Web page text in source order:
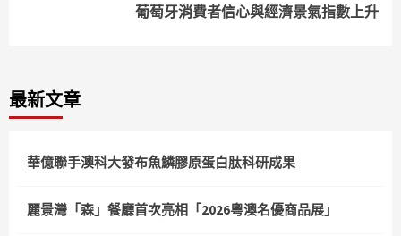
葡萄牙消費者信心與經濟景氣指數上升
最新文章
華億聯手澳科大發布魚鱗膠原蛋白肽科研成果
麗景灣「森」餐廳首次亮相「2026粵澳名優商品展」